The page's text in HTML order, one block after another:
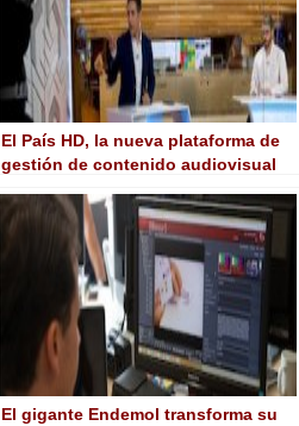
El País HD, la nueva plataforma de
gestión de contenido audiovisual
El gigante Endemol transforma su